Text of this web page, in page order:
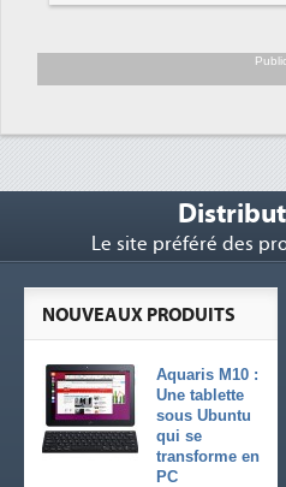
soutient les...
Le site préféré des
NOUVEAUX PRODUITS
Aquaris M10 :
Une tablette
sous Ubuntu
qui se
transforme en
PC